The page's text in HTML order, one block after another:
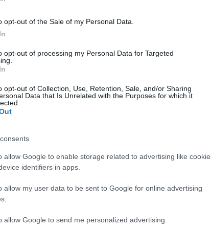
opt-out of the Sale of my Personal Data.
opt-out of processing my Personal Data for Targeted
opt-out of Collection, Use, Retention, Sale, and/or Sharing
Data that Is Unrelated with the Purposes for which it
allow Google to enable storage related to advertising like
identifiers in apps.
allow my user data to be sent to Google for online advertising
allow Google to send me personalized advertising.
κοινού με το WWF δημιουργία του Panda
κοινωνία ότι όλοι μαζί πρέπει να συμβάλλουμε
την καταγραφή των διατροφικών
την περίοδο των κατασκηνώσεων, καθώς
κατασκηνώσεις».
του WWF Ελλάς, τόνισε: «Το
κληθούν να διεκδικήσουν ένα καλύτερο μέλλον
Ελλήνων Προσκόπων είναι στρατηγική, καθώς
του περιβάλλοντος ως βασικό παράγοντα
στον τομέα της περιβαλλοντικής εκπαίδευσης
κινητοποίησης όπως η «Ώρα της Γης» και οι
Ο.Η.Ε. Μαζί με το WWF, οι δραστηριότητες των
2 – Μηδενική Πείνα, 11 - Βιώσιμες Πόλεις και